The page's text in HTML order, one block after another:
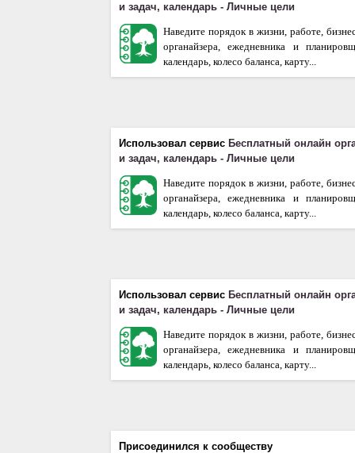
и задач, календарь - Личные цели
Наведите порядок в жизни, работе,
органайзера, ежедневника и
календарь, колесо баланса, карту...
Использовал сервис Бесплатный онлайн
и задач, календарь - Личные цели
Наведите порядок в жизни, работе,
органайзера, ежедневника и
календарь, колесо баланса, карту...
Использовал сервис Бесплатный онлайн
и задач, календарь - Личные цели
Наведите порядок в жизни, работе,
органайзера, ежедневника и
календарь, колесо баланса, карту...
Присоединился к сообществу